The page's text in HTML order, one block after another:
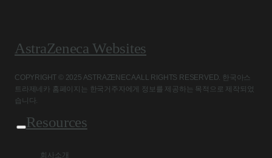
AstraZeneca Websites
COPYRIGHT © 2025 ASTRAZENECA ALL RIGHTS RESERVED. 한국아스
트라제네카 홈페이지는 한국거주자에게 정보를 제공하는 목적으로 제작되었
습니다.
Resources
회사소개